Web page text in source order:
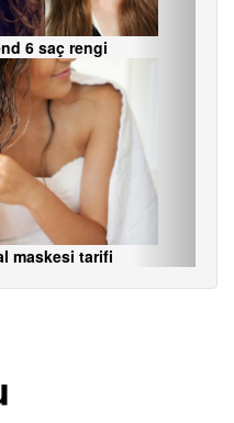
6 saç rengi
maskesi tarifi